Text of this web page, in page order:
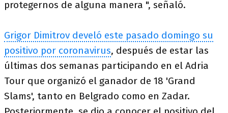
protegernos de alguna manera ", señaló.
Grigor Dimitrov develó este pasado domingo su
positivo por coronavirus, después de estar las
últimas dos semanas participando en el Adria
Tour que organizó el ganador de 18 'Grand
Slams', tanto en Belgrado como en Zadar.